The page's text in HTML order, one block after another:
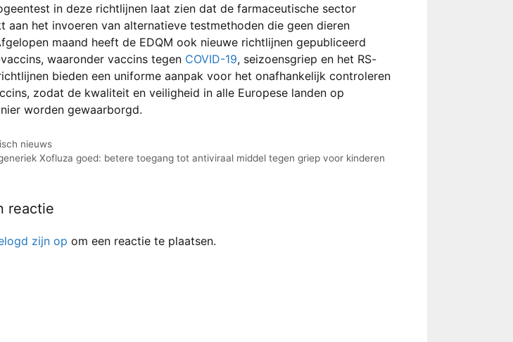
in deze richtlijnen laat zien dat de farmaceutische sector
aan het invoeren van alternatieve testmethoden die geen dieren
maand heeft de EDQM ook nieuwe richtlijnen gepubliceerd
waaronder vaccins tegen COVID-19, seizoensgriep en het RS-
bieden een uniforme aanpak voor het onafhankelijk controleren
zodat de kwaliteit en veiligheid in alle Europese landen op
worden gewaarborgd.
nieuws
Xofluza goed: betere toegang tot antiviraal middel tegen griep voor kinderen
reactie
zijn op om een reactie te plaatsen.